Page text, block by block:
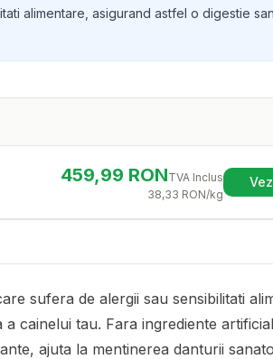
alimentare, asigurand astfel o digestie
459,99 RONTVA Inclus
38,33 RON/kg
sufera de alergii sau sensibilitati
cainelui tau. Fara ingrediente
ajuta la mentinerea danturii